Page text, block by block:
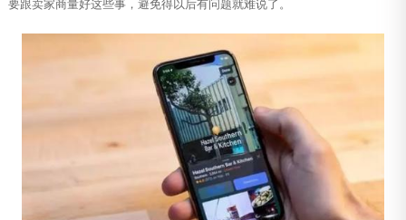
要跟卖家商量好这些事，避免得以后有问题就难说了。